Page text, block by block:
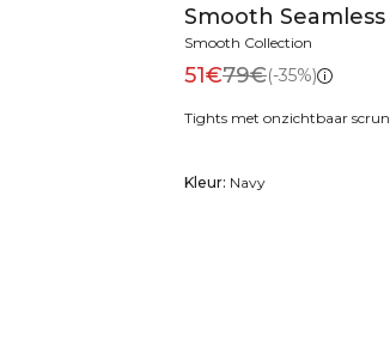
Smooth
Smooth Collection
51€79€(-35%)
Tights met onzichtbaar
Kleur: Navy